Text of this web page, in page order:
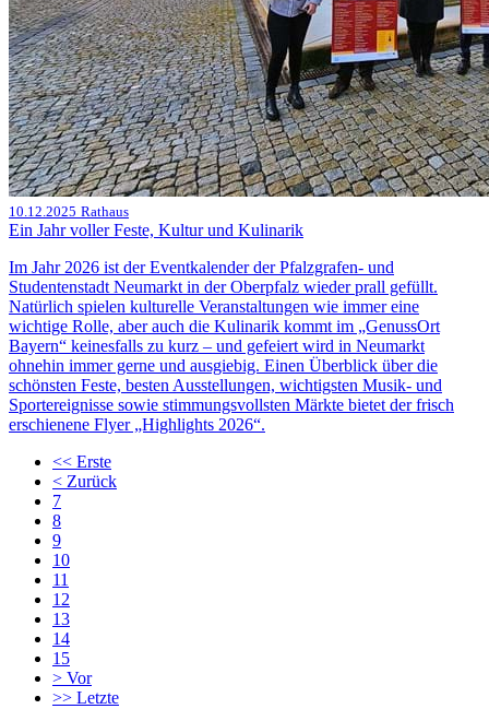
10.12.2025 Rathaus
Ein Jahr voller Feste, Kultur und Kulinarik
Im Jahr 2026 ist der Eventkalender der Pfalzgrafen- und
Studentenstadt Neumarkt in der Oberpfalz wieder prall gefüllt.
Natürlich spielen kulturelle Veranstaltungen wie immer eine
wichtige Rolle, aber auch die Kulinarik kommt im „GenussOrt
Bayern“ keinesfalls zu kurz – und gefeiert wird in Neumarkt
ohnehin immer gerne und ausgiebig. Einen Überblick über die
schönsten Feste, besten Ausstellungen, wichtigsten Musik- und
Sportereignisse sowie stimmungsvollsten Märkte bietet der frisch
erschienene Flyer „Highlights 2026“.
<< Erste
< Zurück
7
8
9
10
11
12
13
14
15
> Vor
>> Letzte